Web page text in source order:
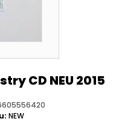
CD NEU 2015
NEW